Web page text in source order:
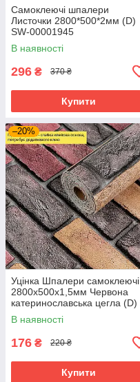
Самоклеючі шпалери
Листочки 2800*500*2мм (D)
SW-00001945
В наявності
296 ₴ 370 ₴
Купити
–20%
Уцінка Шпалери самоклеючі
2800х500х1,5мм Червона
катеринославська цегла (D)
SW-00003389
В наявності
176 ₴ 220 ₴
Купити